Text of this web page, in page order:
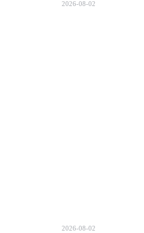
2026-08-02
2026-08-02